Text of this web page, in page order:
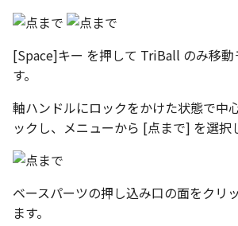
[Space]キー を押して TriBall のみ移動
す。
軸ハンドルにロックをかけた状態で中
ックし、メニューから [点まで] を選択
ベースパーツの押し込み口の面をクリ
ます。